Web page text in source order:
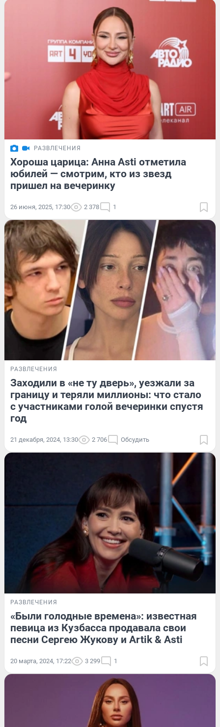
РАЗВЛЕЧЕНИЯ
Хороша царица: Анна Asti отметила
юбилей — смотрим, кто из звезд
пришел на вечеринку
26 июня, 2025, 17:30 2 378 1
РАЗВЛЕЧЕНИЯ
Заходили в «не ту дверь», уезжали за
границу и теряли миллионы: что стало
с участниками голой вечеринки спустя
год
21 декабря, 2024, 13:30 2 706 Обсудить
РАЗВЛЕЧЕНИЯ
«Были голодные времена»: известная
певица из Кузбасса продавала свои
песни Сергею Жукову и Artik & Asti
20 марта, 2024, 17:22 3 299 1